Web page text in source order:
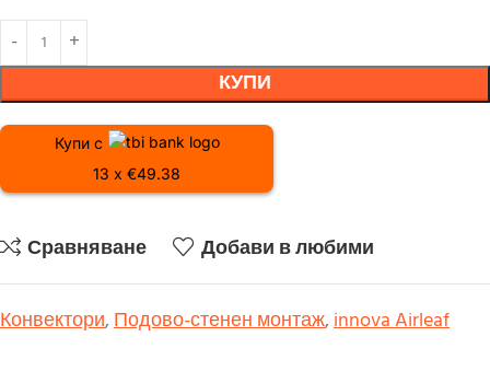
КУПИ
Купи с
13 x €49.38
Сравняване Добави в любими
Конвектори,Подово-стенен монтаж,innova Airleaf